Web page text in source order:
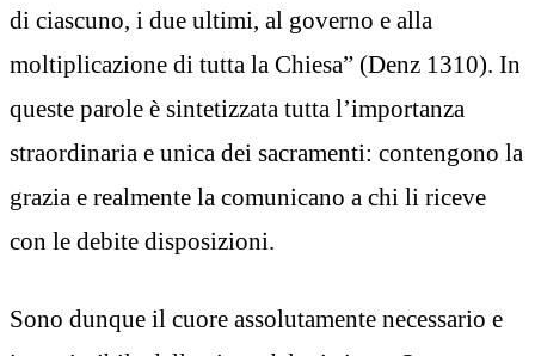
di ciascuno, i due ultimi, al governo e alla
moltiplicazione di tutta la Chiesa” (Denz 1310). In
queste parole è sintetizzata tutta l’importanza
straordinaria e unica dei sacramenti: contengono la
grazia e realmente la comunicano a chi li riceve
con le debite disposizioni.
Sono dunque il cuore assolutamente necessario e